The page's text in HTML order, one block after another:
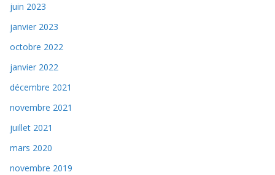
juin 2023
janvier 2023
octobre 2022
janvier 2022
décembre 2021
novembre 2021
juillet 2021
mars 2020
novembre 2019